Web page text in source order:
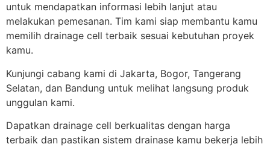
untuk mendapatkan informasi lebih lanjut atau
melakukan pemesanan. Tim kami siap membantu kamu
memilih drainage cell terbaik sesuai kebutuhan proyek
kamu.
Kunjungi cabang kami di Jakarta, Bogor, Tangerang
Selatan, dan Bandung untuk melihat langsung produk
unggulan kami.
Dapatkan drainage cell berkualitas dengan harga
terbaik dan pastikan sistem drainase kamu bekerja lebih